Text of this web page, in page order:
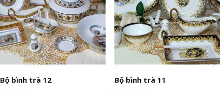
Bộ bình trà 12 Bộ bình trà 11